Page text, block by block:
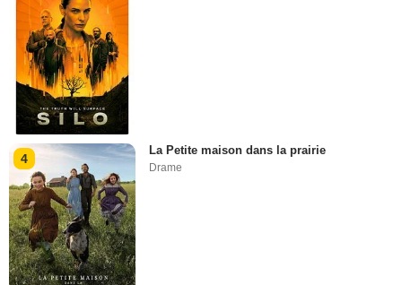
4
La Petite maison dans la prairie
Drame